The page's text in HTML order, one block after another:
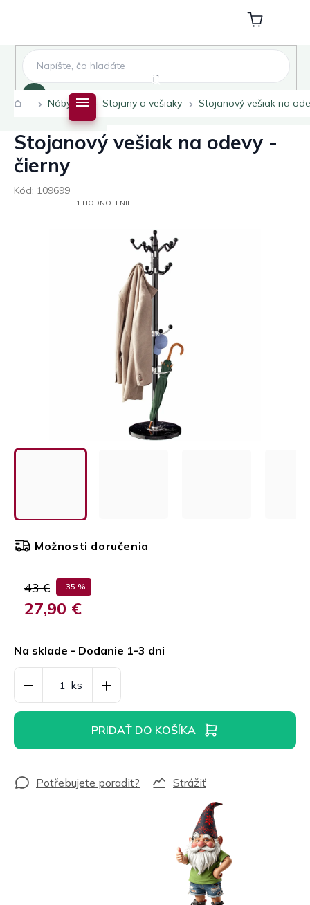
Nákupný
košík
Domov
Nábytok Stojany a vešiaky Stojanový vešiak na
Stojanový vešiak na odevy -
čierny
Kód: 109699
PRIEMERNÉ1 HODNOTENIE
43 € –35 %
27,90 €
cena:
Na sklade - Dodanie 1-3 dni
Možnosti doručenia
PRIDAŤ DO KOŠÍKA
Strážiť